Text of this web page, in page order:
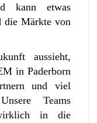
kann etwas
die Märkte von
aussieht,
in Paderborn
und viel
Teams
in die